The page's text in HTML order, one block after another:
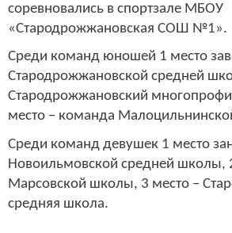
соревновались в спортзале МБОУ
«Стародрожжановская СОШ №1».
Среди команд юношей 1 место
Стародрожжановской средней
Стародрожжановский
место – команда
Среди команд девушек 1 место
Новоильмовской средней школы,
Марсовской школы, 3 место –
средняя школа.